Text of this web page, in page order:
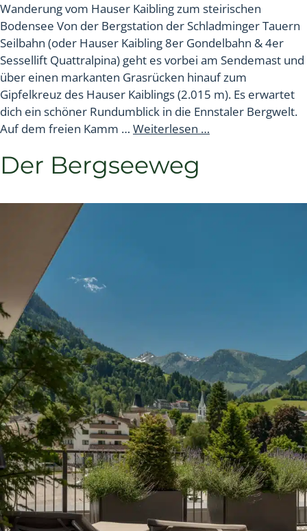
Wanderung vom Hauser Kaibling zum steirischen
Bodensee Von der Bergstation der Schladminger Tauern
Seilbahn (oder Hauser Kaibling 8er Gondelbahn & 4er
Sessellift Quattralpina) geht es vorbei am Sendemast und
über einen markanten Grasrücken hinauf zum
Gipfelkreuz des Hauser Kaiblings (2.015 m). Es erwartet
dich ein schöner Rundumblick in die Ennstaler Bergwelt.
Auf dem freien Kamm … Weiterlesen …
Der Bergseeweg